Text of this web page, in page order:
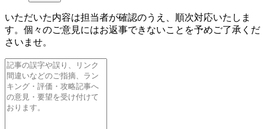
いただいた内容は担当者が確認のうえ、順次対応いたしま
す。個々のご意見にはお返事できないことを予めご了承くだ
さいませ。